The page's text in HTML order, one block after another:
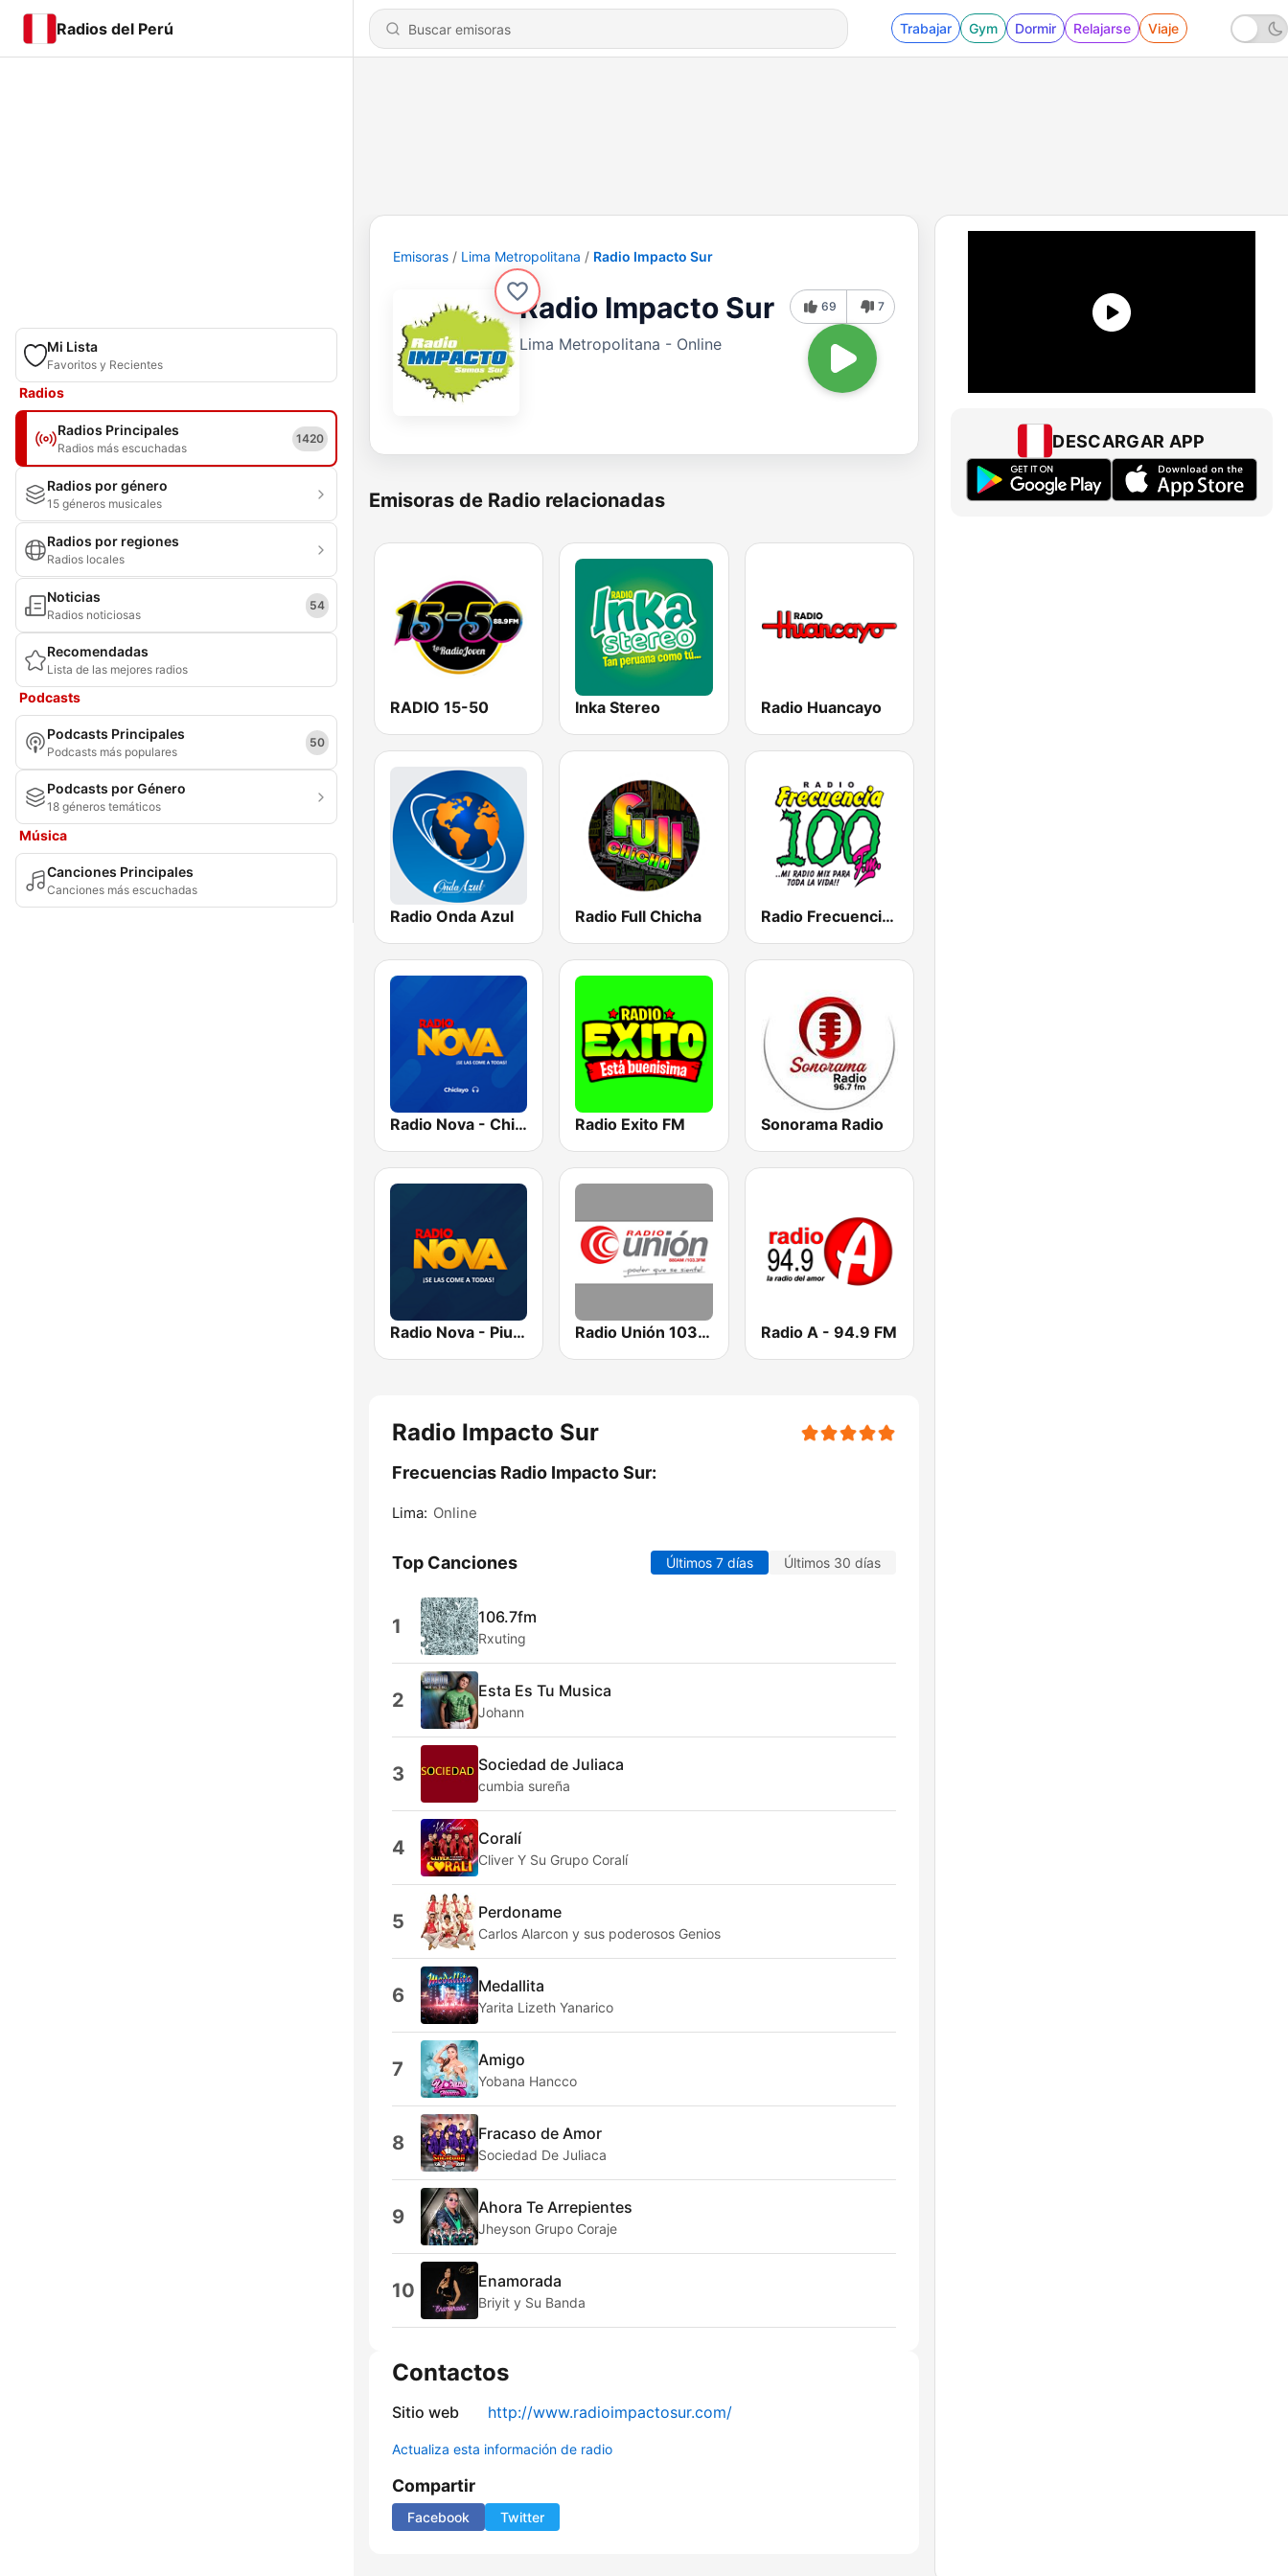
Radios del Perú Trabajar Gym Dormir Relajarse Viaje
Mi Lista
Favoritos y Recientes
Radios
Radios Principales
Radios más escuchadas
1420
Radios por género
15 géneros musicales
Radios por regiones
Radios locales
Noticias
Radios noticiosas
54
Recomendadas
Lista de las mejores radios
Podcasts
Podcasts Principales
Podcasts más populares
50
Podcasts por Género
18 géneros temáticos
Música
Canciones Principales
Canciones más escuchadas
Emisoras Lima Metropolitana Radio Impacto Sur
Radio Impacto Sur
Lima Metropolitana - Online
69 7
Emisoras de Radio relacionadas
RADIO 15-50 Inka Stereo Radio Huancayo
Radio Onda Azul Radio Full Chicha Radio Frecuencia 100
Radio Nova - Chiclayo Radio Exito FM Sonorama Radio
Radio Nova - Piura Radio Unión 103.3 FM Radio A - 94.9 FM
Radio Impacto Sur
Frecuencias Radio Impacto Sur:
Lima: Online
Top Canciones Últimos 7 días Últimos 30 días
1 106.7fm
Rxuting
2 Esta Es Tu Musica
Johann
3 Sociedad de Juliaca
cumbia sureña
4 Coralí
Cliver Y Su Grupo Coralí
5 Perdoname
Carlos Alarcon y sus poderosos Genios
6 Medallita
Yarita Lizeth Yanarico
7 Amigo
Yobana Hancco
8 Fracaso de Amor
Sociedad De Juliaca
9 Ahora Te Arrepientes
Jheyson Grupo Coraje
10 Enamorada
Briyit y Su Banda
Contactos
Sitio web http://www.radioimpactosur.com/
Actualiza esta información de radio
Compartir
Facebook Twitter
DESCARGAR APP